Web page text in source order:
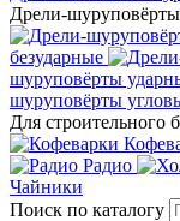
Дрели-шуруповёрты
безударные
шуруповёрты
шуруповёрты
Для строительного
Радио
Чайники
Поиск по каталогу